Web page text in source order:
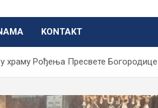
KONTAKT
у храму Рођења Пресвете